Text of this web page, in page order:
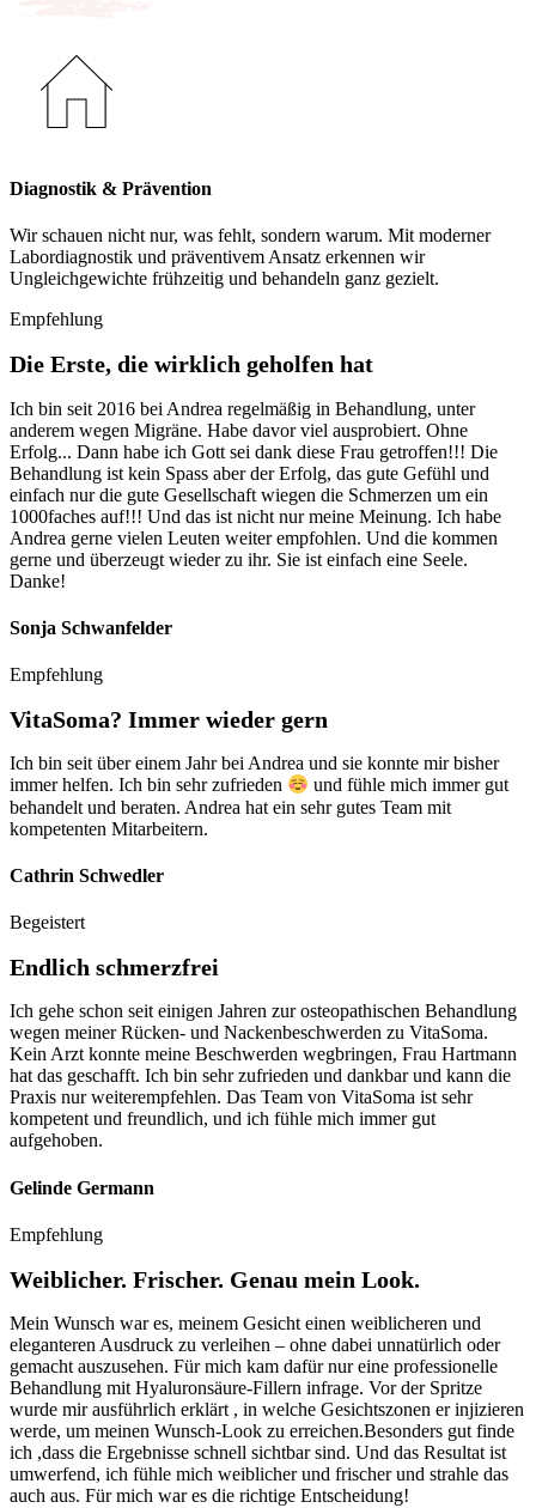
Diagnostik & Prävention
Wir schauen nicht nur, was fehlt, sondern warum. Mit moderner
Labordiagnostik und präventivem Ansatz erkennen wir
Ungleichgewichte frühzeitig und behandeln ganz gezielt.
Empfehlung
Die Erste, die wirklich geholfen hat
Ich bin seit 2016 bei Andrea regelmäßig in Behandlung, unter
anderem wegen Migräne. Habe davor viel ausprobiert. Ohne
Erfolg... Dann habe ich Gott sei dank diese Frau getroffen!!! Die
Behandlung ist kein Spass aber der Erfolg, das gute Gefühl und
einfach nur die gute Gesellschaft wiegen die Schmerzen um ein
1000faches auf!!! Und das ist nicht nur meine Meinung. Ich habe
Andrea gerne vielen Leuten weiter empfohlen. Und die kommen
gerne und überzeugt wieder zu ihr. Sie ist einfach eine Seele.
Danke!
Sonja Schwanfelder
Empfehlung
VitaSoma? Immer wieder gern
Ich bin seit über einem Jahr bei Andrea und sie konnte mir bisher
immer helfen. Ich bin sehr zufrieden
und fühle mich immer gut
behandelt und beraten. Andrea hat ein sehr gutes Team mit
kompetenten Mitarbeitern.
Cathrin Schwedler
Begeistert
Endlich schmerzfrei
Ich gehe schon seit einigen Jahren zur osteopathischen Behandlung
wegen meiner Rücken- und Nackenbeschwerden zu VitaSoma.
Kein Arzt konnte meine Beschwerden wegbringen, Frau Hartmann
hat das geschafft. Ich bin sehr zufrieden und dankbar und kann die
Praxis nur weiterempfehlen. Das Team von VitaSoma ist sehr
kompetent und freundlich, und ich fühle mich immer gut
aufgehoben.
Gelinde Germann
Empfehlung
Weiblicher. Frischer. Genau mein Look.
Mein Wunsch war es, meinem Gesicht einen weiblicheren und
eleganteren Ausdruck zu verleihen – ohne dabei unnatürlich oder
gemacht auszusehen. Für mich kam dafür nur eine professionelle
Behandlung mit Hyaluronsäure-Fillern infrage. Vor der Spritze
wurde mir ausführlich erklärt , in welche Gesichtszonen er injizieren
werde, um meinen Wunsch-Look zu erreichen.Besonders gut finde
ich ,dass die Ergebnisse schnell sichtbar sind. Und das Resultat ist
umwerfend, ich fühle mich weiblicher und frischer und strahle das
auch aus. Für mich war es die richtige Entscheidung!